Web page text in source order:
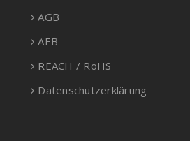
AGB
AEB
REACH / RoHS
Datenschutzerklärung